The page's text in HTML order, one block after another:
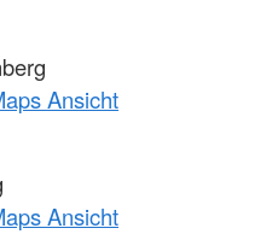
Ansicht
Ansicht